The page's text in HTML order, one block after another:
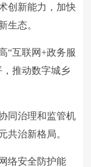
创新能力，加快
生态。
“互联网+政务服
推动数字城乡
同治理和监管机
共治新格局。
络安全防护能